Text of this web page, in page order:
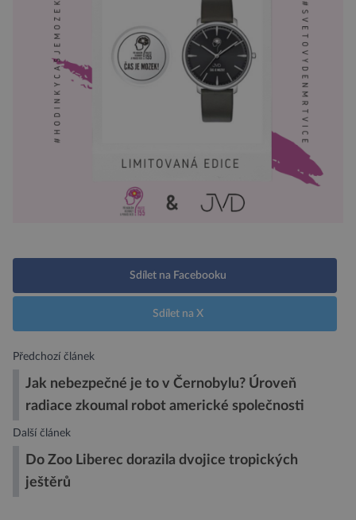
Sdílet na Facebooku
Sdílet na X
Předchozí článek
Jak nebezpečné je to v Černobylu? Úroveň
radiace zkoumal robot americké společnosti
Další článek
Do Zoo Liberec dorazila dvojice tropických
ještěrů